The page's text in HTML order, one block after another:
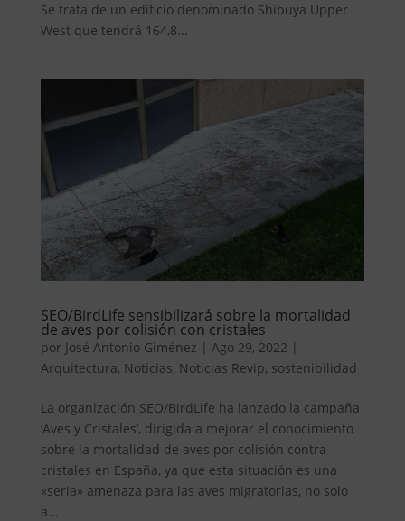
Se trata de un edificio denominado Shibuya Upper
West que tendrá 164,8...
SEO/BirdLife sensibilizará sobre la mortalidad
de aves por colisión con cristales
por José Antonio Giménez | Ago 29, 2022 |
Arquitectura, Noticias, Noticias Revip, sostenibilidad
La organización SEO/BirdLife ha lanzado la campaña
‘Aves y Cristales’, dirigida a mejorar el conocimiento
sobre la mortalidad de aves por colisión contra
cristales en España, ya que esta situación es una
«seria» amenaza para las aves migratorias, no solo
a...